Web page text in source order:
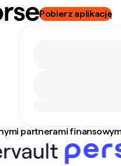
Pobierz aplikację
partnerami